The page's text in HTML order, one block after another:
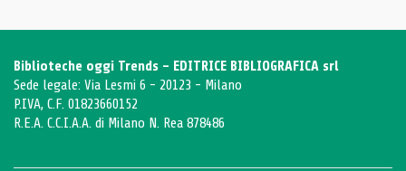
Biblioteche oggi Trends - EDITRICE BIBLIOGRAFICA srl
Sede legale: Via Lesmi 6 - 20123 - Milano
P.IVA, C.F. 01823660152
R.E.A. C.C.I.A.A. di Milano N. Rea 878486